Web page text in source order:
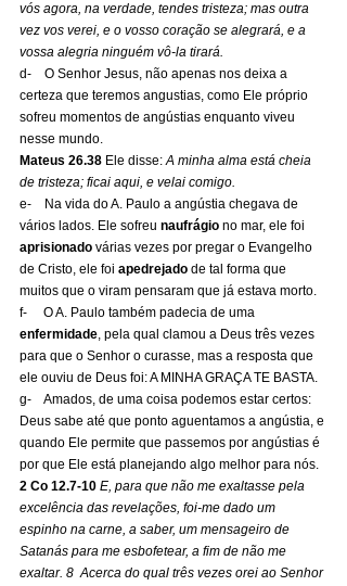
vós agora, na verdade, tendes tristeza; mas outra
vez vos verei, e o vosso coração se alegrará, e a
vossa alegria ninguém vô-la tirará.
d-    O Senhor Jesus, não apenas nos deixa a
certeza que teremos angustias, como Ele próprio
sofreu momentos de angústias enquanto viveu
nesse mundo.
Mateus 26.38 Ele disse: A minha alma está cheia
de tristeza; ficai aqui, e velai comigo.
e-    Na vida do A. Paulo a angústia chegava de
vários lados. Ele sofreu naufrágio no mar, ele foi
aprisionado várias vezes por pregar o Evangelho
de Cristo, ele foi apedrejado de tal forma que
muitos que o viram pensaram que já estava morto.
f-     O A. Paulo também padecia de uma
enfermidade, pela qual clamou a Deus três vezes
para que o Senhor o curasse, mas a resposta que
ele ouviu de Deus foi: A MINHA GRAÇA TE BASTA.
g-    Amados, de uma coisa podemos estar certos:
Deus sabe até que ponto aguentamos a angústia, e
quando Ele permite que passemos por angústias é
por que Ele está planejando algo melhor para nós.
2 Co 12.7-10 E, para que não me exaltasse pela
excelência das revelações, foi-me dado um
espinho na carne, a saber, um mensageiro de
Satanás para me esbofetear, a fim de não me
exaltar. 8  Acerca do qual três vezes orei ao Senhor